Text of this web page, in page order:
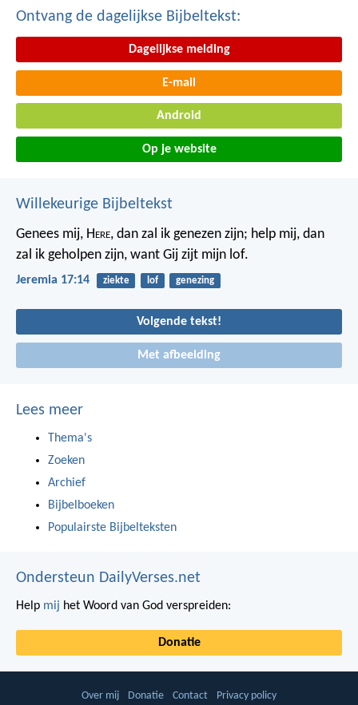
Ontvang de dagelijkse Bijbeltekst:
Dagelijkse melding
E-mail
Android
Op je website
Willekeurige Bijbeltekst
Genees mij, Here, dan zal ik genezen zijn; help mij, dan
zal ik geholpen zijn, want Gij zijt mijn lof.
Jeremia 17:14 ziekte lof genezing
Volgende tekst!
Met afbeelding
Lees meer
Thema's
Zoeken
Archief
Bijbelboeken
Populairste Bijbelteksten
Ondersteun DailyVerses.net
Help mij het Woord van God verspreiden:
Donatie
Over mij Donatie Contact Privacy policy